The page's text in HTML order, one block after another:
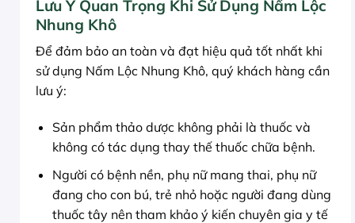
Lưu Ý Quan Trọng Khi Sử Dụng Nấm Lộc
Nhung Khô
Để đảm bảo an toàn và đạt hiệu quả tốt nhất khi
sử dụng Nấm Lộc Nhung Khô, quý khách hàng cần
lưu ý:
Sản phẩm thảo dược không phải là thuốc và
không có tác dụng thay thế thuốc chữa bệnh.
Người có bệnh nền, phụ nữ mang thai, phụ nữ
đang cho con bú, trẻ nhỏ hoặc người đang dùng
thuốc tây nên tham khảo ý kiến chuyên gia y tế